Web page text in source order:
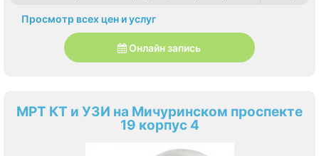
Просмотр всех цен и услуг
Онлайн запись
МРТ КТ и УЗИ на Мичуринском проспекте
19 корпус 4